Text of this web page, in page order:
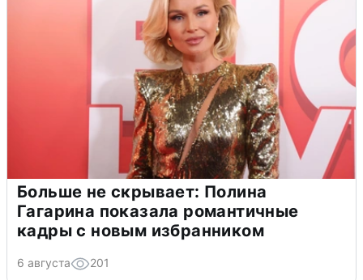
Больше не скрывает: Полина
Гагарина показала романтичные
кадры с новым избранником
6 августа 201